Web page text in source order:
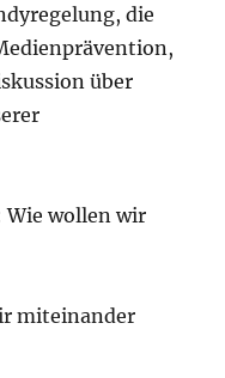
die
über
Wie wollen wir
miteinander